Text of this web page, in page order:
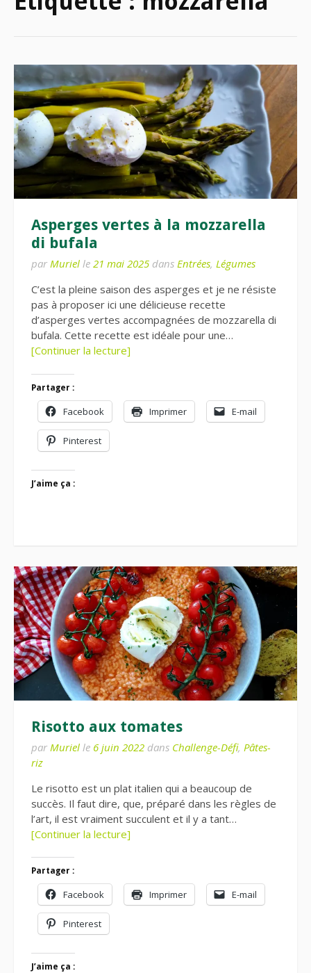
Asperges vertes à la mozzarella
di bufala
par Muriel le 21 mai 2025 dans Entrées, Légumes
C’est la pleine saison des asperges et je ne résiste
pas à proposer ici une délicieuse recette
d’asperges vertes accompagnées de mozzarella di
bufala. Cette recette est idéale pour une…
[Continuer la lecture]
Partager :
Facebook Imprimer E-mail
Pinterest
J’aime ça :
Risotto aux tomates
par Muriel le 6 juin 2022 dans Challenge-Défi, Pâtes-
riz
Le risotto est un plat italien qui a beaucoup de
succès. Il faut dire, que, préparé dans les règles de
l’art, il est vraiment succulent et il y a tant…
[Continuer la lecture]
Partager :
Facebook Imprimer E-mail
Pinterest
J’aime ça :